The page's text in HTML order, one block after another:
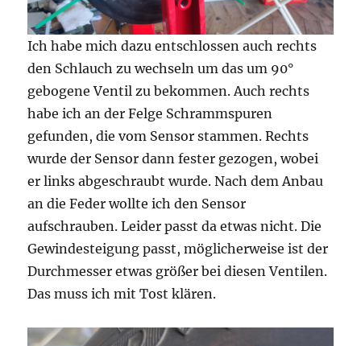
Ich habe mich dazu entschlossen auch rechts
den Schlauch zu wechseln um das um 90°
gebogene Ventil zu bekommen. Auch rechts
habe ich an der Felge Schrammspuren
gefunden, die vom Sensor stammen. Rechts
wurde der Sensor dann fester gezogen, wobei
er links abgeschraubt wurde. Nach dem Anbau
an die Feder wollte ich den Sensor
aufschrauben. Leider passt da etwas nicht. Die
Gewindesteigung passt, möglicherweise ist der
Durchmesser etwas größer bei diesen Ventilen.
Das muss ich mit Tost klären.